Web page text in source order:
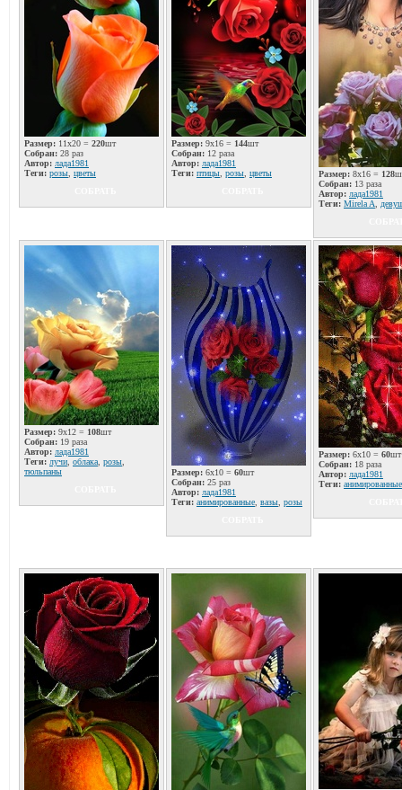
Размер: 11x20 = 220шт
Собран: 28 раз
Автор: лада1981
Теги: розы цветы
Размер: 9x16 = 144шт
Собран: 12 раза
Автор: лада1981
Теги: птицы розы цветы
Размер: 8x16 = 128
Собран: 13 раза
Автор: лада1981
Теги: Mirela A
Размер: 9x12 = 108шт
Собран: 19 раза
Автор: лада1981
Теги: лучи облака розы
тюльпаны
Размер: 6x10 = 60шт
Собран: 25 раз
Автор: лада1981
Теги: анимированные вазы розы
Размер: 6x10 = 60шт
Собран: 18 раза
Автор: лада1981
Теги: анимированные